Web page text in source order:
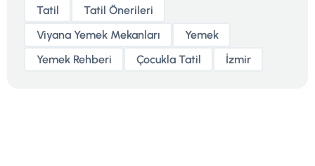
Tatil
Tatil Önerileri
Viyana Yemek Mekanları
Yemek
Yemek Rehberi
Çocukla Tatil İzmir